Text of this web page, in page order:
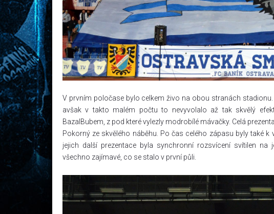
V prvním poločase bylo celkem živo na obou stranách
avšak v takto malém počtu to nevyvolalo až tak skvělý
BazalBubem, z pod které vylezly modrobílé mávačky. Celá
Pokorný ze skvělého náběhu. Po čas celého zápasu byly také
jejich další prezentace byla synchronní rozsvícení svítilen na
všechno zajímavé, co se stalo v první půli.